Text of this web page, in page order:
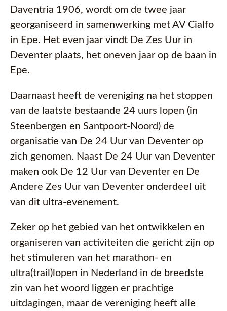
Daventria 1906, wordt om de twee jaar
georganiseerd in samenwerking met AV Cialfo
in Epe. Het even jaar vindt De Zes Uur in
Deventer plaats, het oneven jaar op de baan in
Epe.
Daarnaast heeft de vereniging na het stoppen
van de laatste bestaande 24 uurs lopen (in
Steenbergen en Santpoort-Noord) de
organisatie van De 24 Uur van Deventer op
zich genomen. Naast De 24 Uur van Deventer
maken ook De 12 Uur van Deventer en De
Andere Zes Uur van Deventer onderdeel uit
van dit ultra-evenement.
Zeker op het gebied van het ontwikkelen en
organiseren van activiteiten die gericht zijn op
het stimuleren van het marathon- en
ultra(trail)lopen in Nederland in de breedste
zin van het woord liggen er prachtige
uitdagingen, maar de vereniging heeft alle